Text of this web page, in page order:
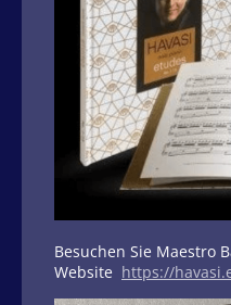
Besuchen Sie Maestro
Website https://